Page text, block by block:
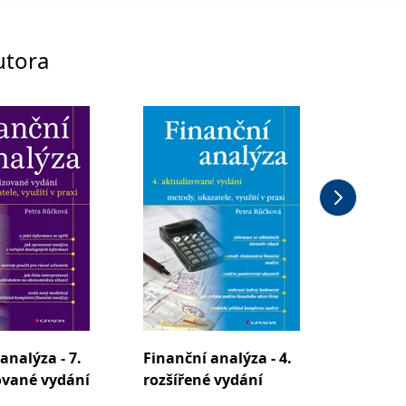
- 7.
vydání
Finanční analýza - 4.
rozšířené vydání